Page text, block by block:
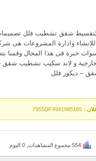
شقق تشطيب فلل تصميمات
للانشاء وادارة المشروعات هى
اكثر من 10 سنوات خبرة فى هذا
و لاند سكيب تشطيب
– ديكور فلل
:
554 مجموع المشاهدات, 0 اليوم